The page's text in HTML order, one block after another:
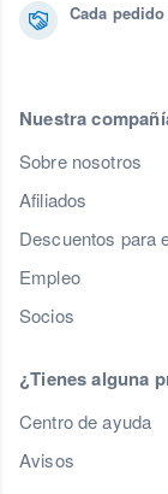
Cada
Nuestra
Sobre nosotros
Afiliados
Descuentos para
Empleo
Socios
¿Tienes alguna
Centro de ayuda
Avisos